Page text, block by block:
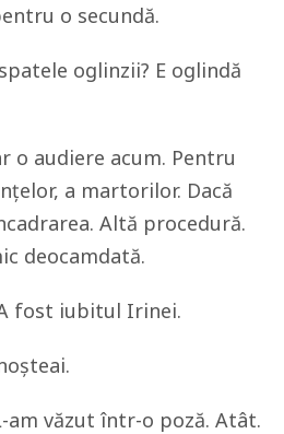
o secundă.
oglinzii? E oglindă
o audiere acum. Pentru
a martorilor. Dacă
Altă procedură.
deocamdată.
fost iubitul Irinei.
am văzut într-o poză. Atât.